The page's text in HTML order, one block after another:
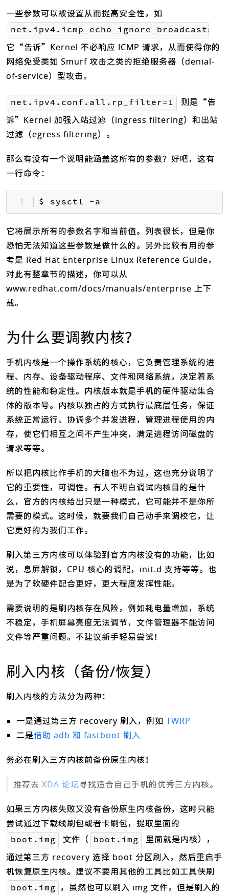
一些参数可以被设置从而提高安全性，如
net.ipv4.icmp_echo_ignore_broadcasts=1
它“告诉”Kernel 不必响应 ICMP 请求，从而使得你的
网络免受类如 Smurf 攻击之类的拒绝服务器（denial-
of-service）型攻击。
net.ipv4.conf.all.rp_filter=1
则是“告
诉”Kernel 加强入站过滤（ingress filtering）和出站
过滤（egress filtering）。
那么有没有一个说明能涵盖这所有的参数？好吧，这有
一行命令：
1 $ sysctl -a
它将展示所有的参数名字和当前值。列表很长，但是你
恐怕无法知道这些参数是做什么的。另外比较有用的参
考是 Red Hat Enterprise Linux Reference Guide，
对此有整章节的描述，你可以从
www.redhat.com/docs/manuals/enterprise 上下
载。
为什么要调教内核？
手机内核是一个操作系统的核心，它负责管理系统的进
程、内存、设备驱动程序、文件和网络系统，决定着系
统的性能和稳定性。内核版本就是手机的硬件驱动集合
体的版本号。内核以独占的方式执行最底层任务，保证
系统正常运行。协调多个并发进程，管理进程使用的内
存，使它们相互之间不产生冲突，满足进程访问磁盘的
请求等等。
所以把内核比作手机的大脑也不为过，这也充分说明了
它的重要性，可调性。有人不明白调试内核目的是什
么，官方的内核给出只是一种模式，它可能并不是你所
需要的模式。这时候，就要我们自己动手来调校它，让
它更好的为我们工作。
刷入第三方内核可以体验到官方内核没有的功能，比如
说，息屏解锁，CPU 核心的调配，init.d 支持等等。也
是为了软硬件配合更好，更大程度发挥性能。
需要说明的是刷内核存在风险，例如耗电量增加，系统
不稳定，手机屏幕亮度无法调节，文件管理器不能访问
文件等严重问题。不建议新手轻易尝试！
刷入内核（备份/恢复）
刷入内核的方法分为两种：
一是通过第三方 recovery 刷入，例如 TWRP
二是借助 adb 和 fastboot 刷入
务必在刷入三方内核前备份原生内核！
推荐去 XDA 论坛寻找适合自己手机的优秀三方内核。
如果三方内核失败又没有备份原生内核备份，这时只能
尝试通过下载线刷包或者卡刷包，提取里面的
boot.img 文件（ boot.img
里面就是内核），
通过第三方 recovery 选择 boot 分区刷入，然后重启手
机恢复原生内核。建议不要用其他的工具比如工具侠刷
boot.img ，虽然也可以刷入 img 文件，但是刷入的